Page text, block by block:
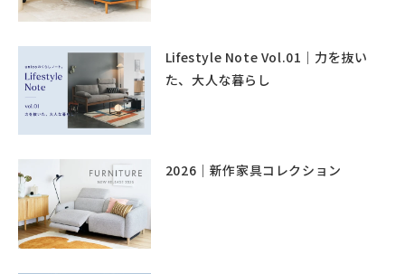
Lifestyle Note Vol.01｜力を抜い
た、大人な暮らし
2026｜新作家具コレクション